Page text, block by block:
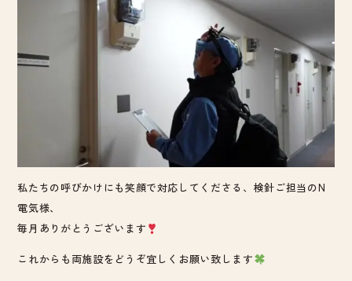
私たちの呼びかけにも笑顔で対応してくださる、検針ご担当のN
電気様、
毎月ありがとうございます
これからも両施設をどうぞ宜しくお願い致します